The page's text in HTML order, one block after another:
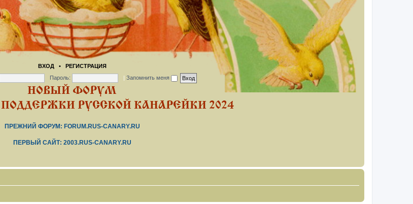
ВХОД• РЕГИСТРАЦИЯ
Пароль: | Запомнить меня
НОВЫЙ ФОРУМ
РУССКОЙ КАНАРЕЙКИ 2024
ПРЕЖНИЙ ФОРУМ: FORUM.RUS-CANARY.RU
ПЕРВЫЙ САЙТ: 2003.RUS-CANARY.RU